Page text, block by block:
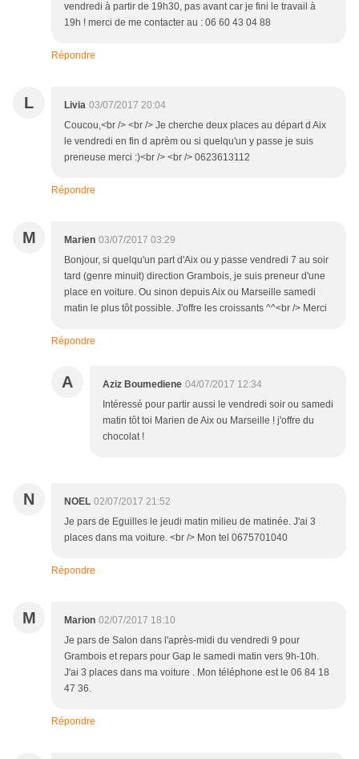
vendredi à partir de 19h30, pas avant car je fini le travail à
19h ! merci de me contacter au : 06 60 43 04 88
Répondre
L Livia 03/07/2017 20:04
Coucou,<br /> <br /> Je cherche deux places au départ d Aix
le vendredi en fin d aprèm ou si quelqu'un y passe je suis
preneuse merci :)<br /> <br /> 0623613112
Répondre
M Marien 03/07/2017 03:29
Bonjour, si quelqu'un part d'Aix ou y passe vendredi 7 au soir
tard (genre minuit) direction Grambois, je suis preneur d'une
place en voiture. Ou sinon depuis Aix ou Marseille samedi
matin le plus tôt possible. J'offre les croissants ^^<br /> Merci
Répondre
A Aziz Boumediene 04/07/2017 12:34
Intéressé pour partir aussi le vendredi soir ou samedi
matin tôt toi Marien de Aix ou Marseille ! j'offre du
chocolat !
N NOEL 02/07/2017 21:52
Je pars de Eguilles le jeudi matin milieu de matinée. J'ai 3
places dans ma voiture. <br /> Mon tel 0675701040
Répondre
M Marion 02/07/2017 18:10
Je pars de Salon dans l'après-midi du vendredi 9 pour
Grambois et repars pour Gap le samedi matin vers 9h-10h.
J'ai 3 places dans ma voiture . Mon téléphone est le 06 84 18
47 36.
Répondre